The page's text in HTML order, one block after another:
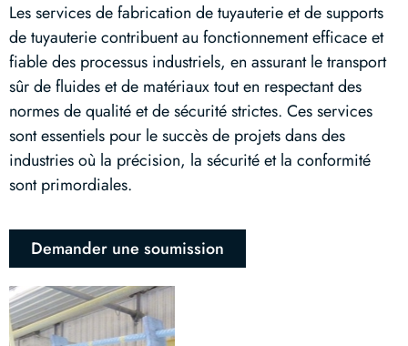
Les services de fabrication de tuyauterie et de supports
de tuyauterie contribuent au fonctionnement efficace et
fiable des processus industriels, en assurant le transport
sûr de fluides et de matériaux tout en respectant des
normes de qualité et de sécurité strictes. Ces services
sont essentiels pour le succès de projets dans des
industries où la précision, la sécurité et la conformité
sont primordiales.
Demander une soumission